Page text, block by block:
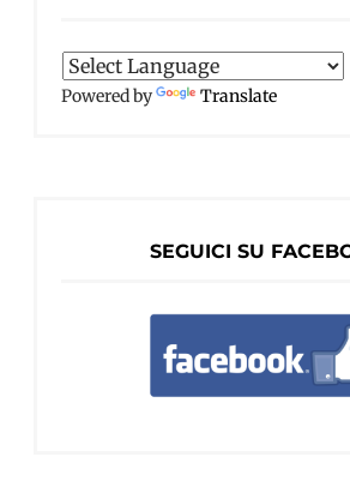
Powered by Translate
SEGUICI SU